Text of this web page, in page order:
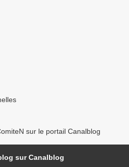
sur le portail Canalblog
sur Canalblog